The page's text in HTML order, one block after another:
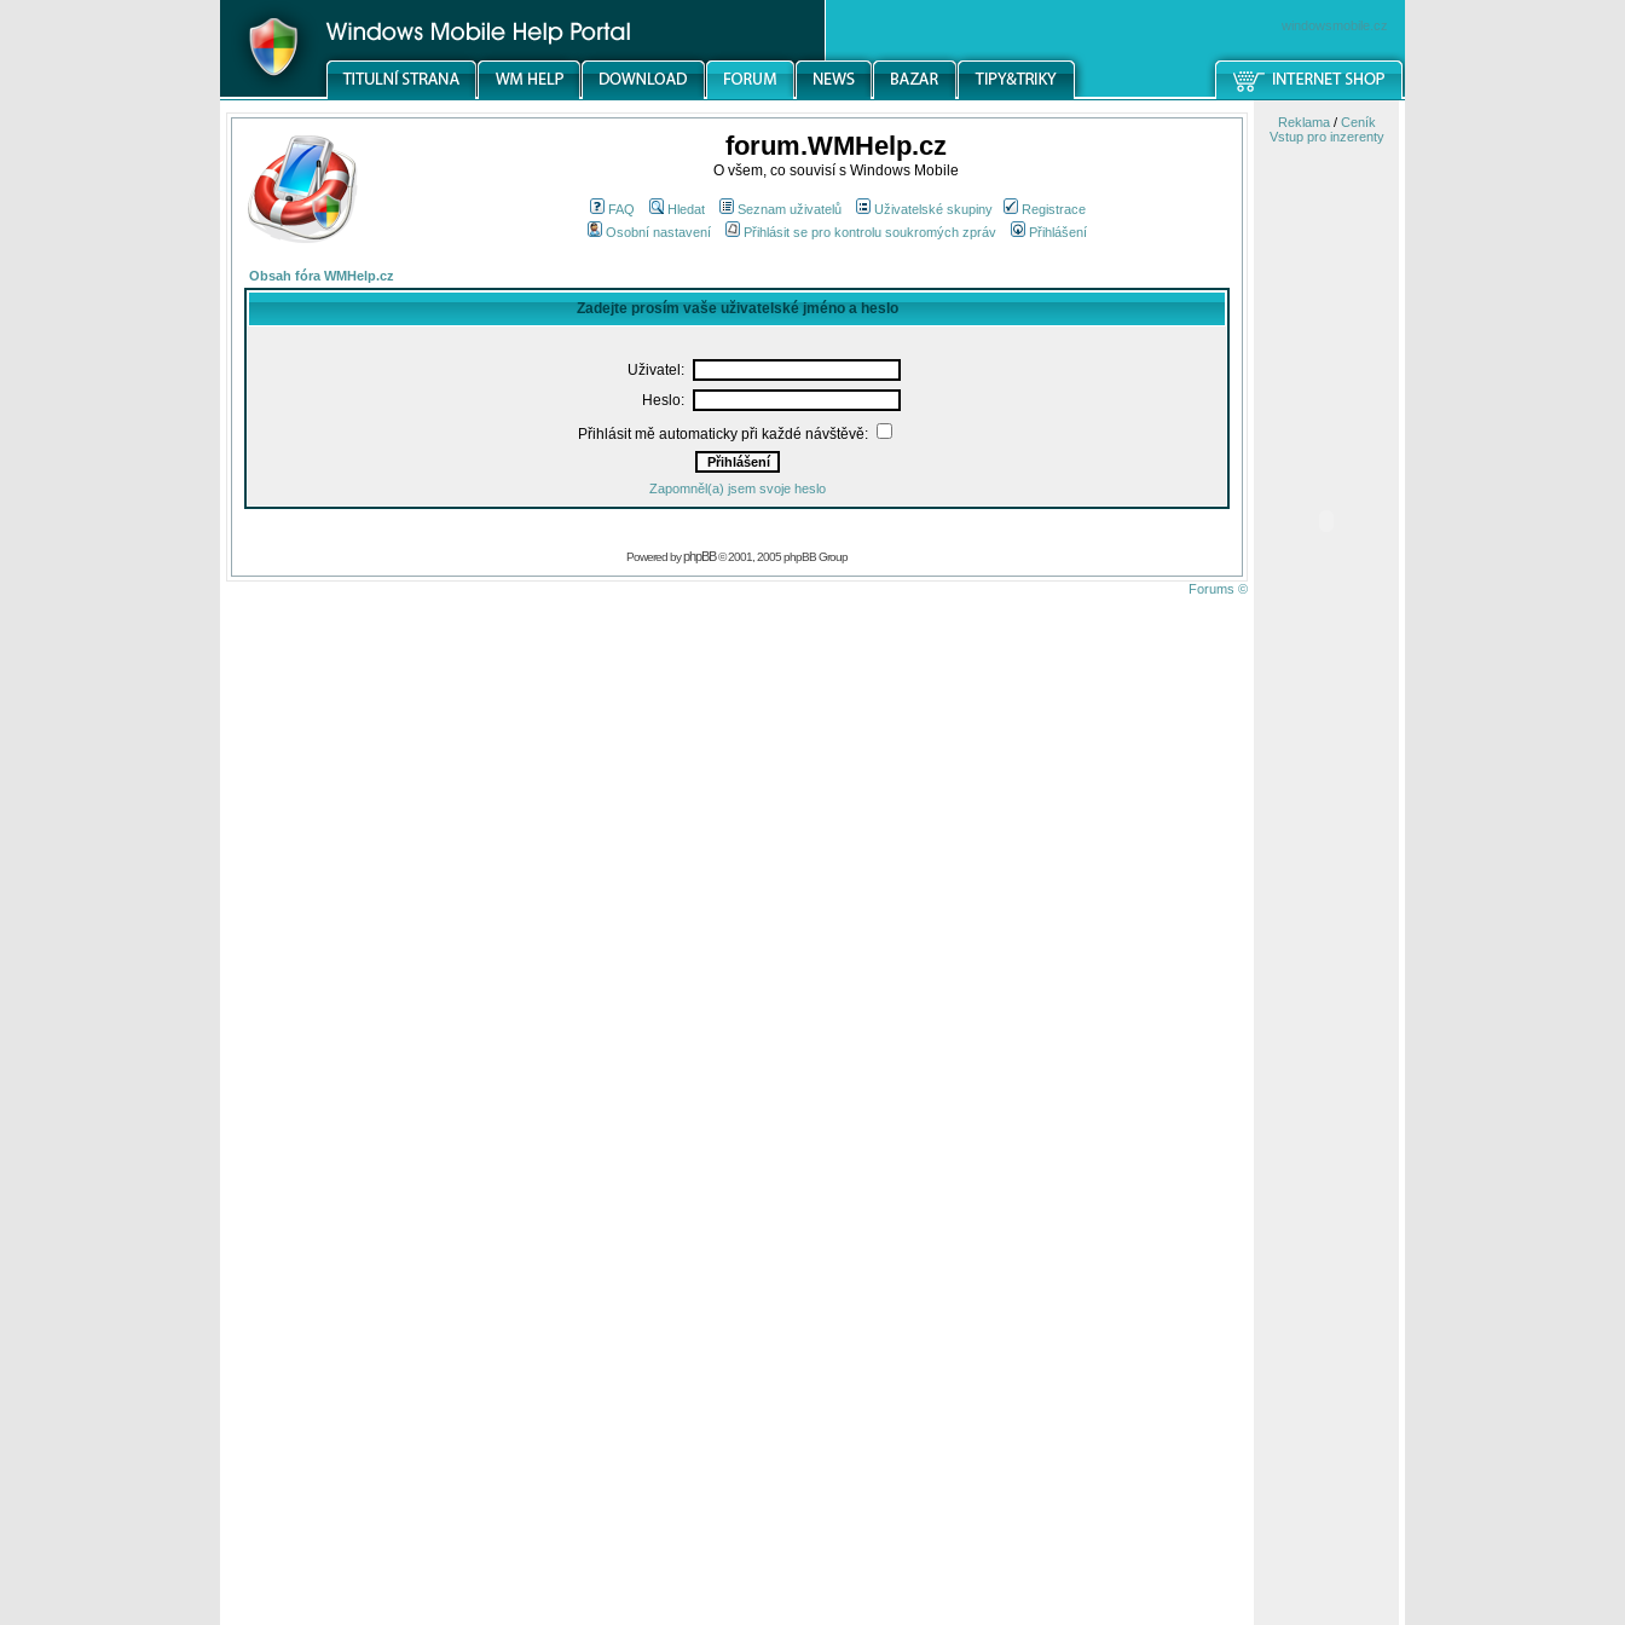
windowsmobile.cz
forum.WMHelp.cz
O všem, co souvisí s Windows Mobile
FAQ Hledat Seznam uživatelů Uživatelské skupiny
Registrace
Osobní nastavení
Přihlásit se pro kontrolu soukromých zpráv Přihlášení
Obsah fóra WMHelp.cz
Zadejte prosím vaše uživatelské jméno a heslo
Uživatel:
Heslo:
Přihlásit mě automaticky při každé návštěvě:
Zapomněl(a) jsem svoje heslo
Powered byphpBB© 2001, 2005 phpBB Group
Forums ©
Reklama/ Ceník
Vstup pro inzerenty